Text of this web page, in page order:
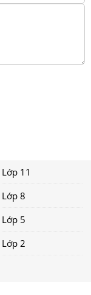
Lớp 11
Lớp 8
Lớp 5
Lớp 2